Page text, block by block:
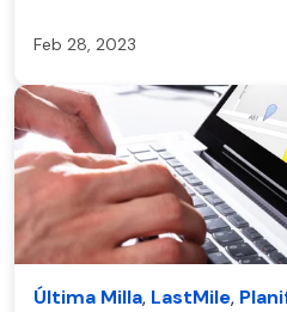
Feb 28, 2023
Última Milla, LastMile,